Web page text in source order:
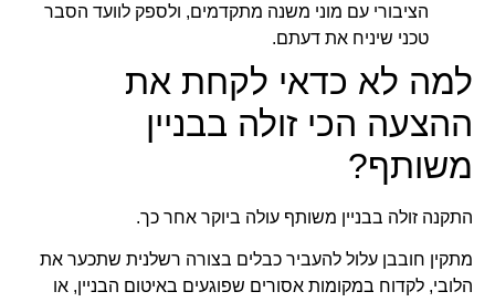
הציבורי עם מוני משנה מתקדמים, ולספק לוועד הסבר
טכני שיניח את דעתם.
למה לא כדאי לקחת את
ההצעה הכי זולה בבניין
משותף?
התקנה זולה בבניין משותף עולה ביוקר אחר כך.
מתקין חובבן עלול להעביר כבלים בצורה רשלנית שתכער את
הלובי, לקדוח במקומות אסורים שפוגעים באיטום הבניין, או